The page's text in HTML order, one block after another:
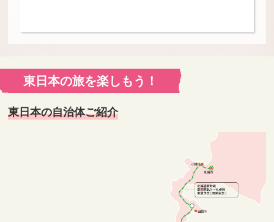
東日本の旅を楽しもう！
東日本の自治体ご紹介